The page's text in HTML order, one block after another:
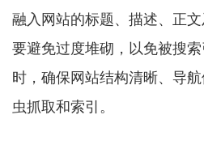
融入网站的标题、描述、正
要避免过度堆砌，以免被搜
时，确保网站结构清晰、导
虫抓取和索引。